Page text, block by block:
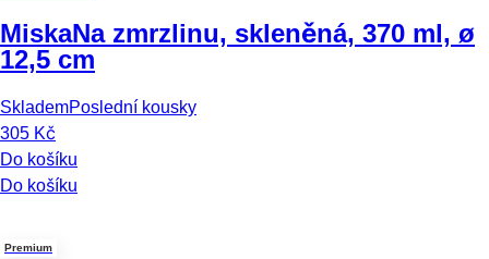
MiskaNa zmrzlinu, skleněná, 370 ml, ø
12,5 cm
SklademPoslední kousky
305 Kč
Do košíku
Do košíku
Premium